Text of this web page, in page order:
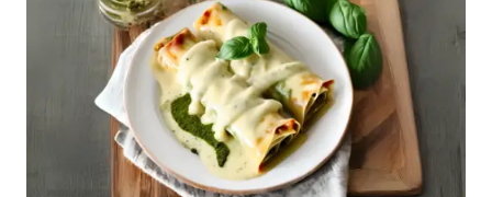
(ESTILO
UNTABLE)